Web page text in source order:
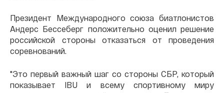
Президент Международного союза биатлонистов
Андерс Бессеберг положительно оценил решение
российской стороны отказаться от проведения
соревнований.
"Это первый важный шаг со стороны СБР, который
показывает IBU и всему спортивному миру